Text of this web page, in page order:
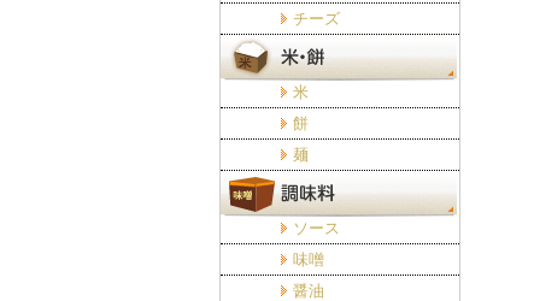
チーズ
米
餅
麺
ソース
味噌
醤油